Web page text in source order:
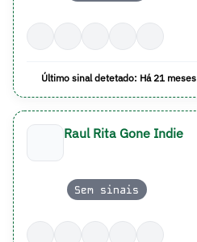
Último sinal detetado: Há 21 meses
Raul Rita Gone Indie
Sem sinais